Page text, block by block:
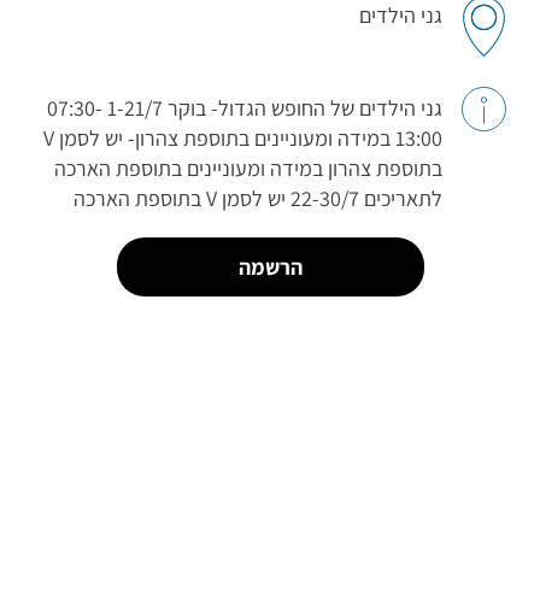
גני הילדים
גני הילדים של החופש הגדול- בוקר 1-21/7 07:30-
13:00 במידה ומעוניינים בתוספת צהרון- יש לסמן V
בתוספת צהרון במידה ומעוניינים בתוספת הארכה
לתאריכים 22-30/7 יש לסמן V בתוספת הארכה
הרשמה